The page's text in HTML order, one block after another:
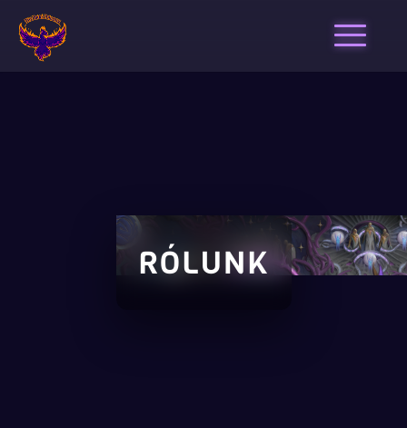
Toggle
RÓLUNK